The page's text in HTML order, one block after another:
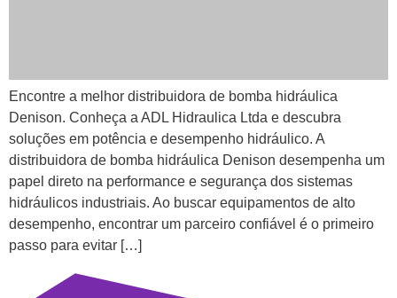
Encontre a melhor distribuidora de bomba hidráulica
Denison. Conheça a ADL Hidraulica Ltda e descubra
soluções em potência e desempenho hidráulico. A
distribuidora de bomba hidráulica Denison desempenha um
papel direto na performance e segurança dos sistemas
hidráulicos industriais. Ao buscar equipamentos de alto
desempenho, encontrar um parceiro confiável é o primeiro
passo para evitar […]